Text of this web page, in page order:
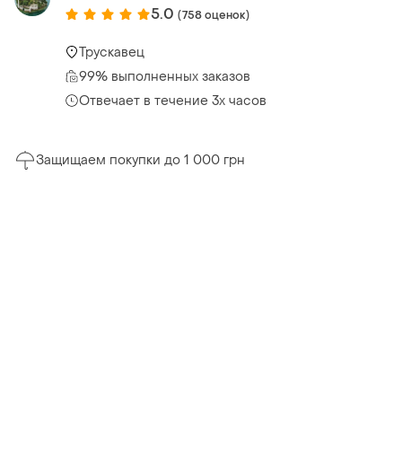
5.0 (758 оценок)
Трускавец
99% выполненных заказов
Отвечает в течение 3х часов
Защищаем покупки до 1 000 грн